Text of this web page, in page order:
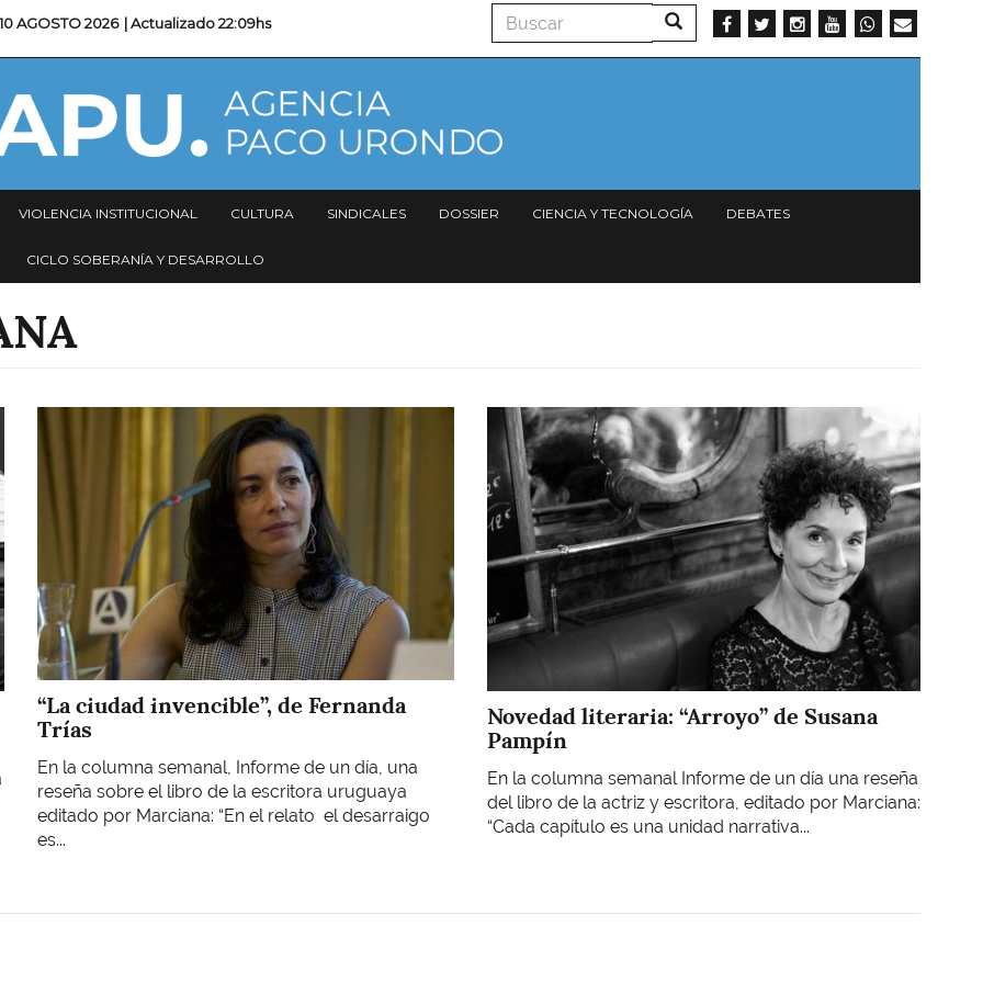
AGOSTO 2026 | Actualizado22:09hs Buscar Buscar
VIOLENCIA INSTITUCIONAL CULTURA SINDICALES DOSSIER CIENCIA Y TECNOLOGÍA DEBATES
CICLO SOBERANÍA Y DESARROLLO
“La ciudad invencible”, de Fernanda
Trías
En la columna semanal, Informe de un día, una
reseña sobre el libro de la escritora uruguaya
editado por Marciana: “En el relato el desarraigo
es...
Imagen
Novedad literaria: “Arroyo” de Susana
Pampín
En la columna semanal Informe de un día una reseña
del libro de la actriz y escritora, editado por Marciana:
“Cada capítulo es una unidad narrativa...